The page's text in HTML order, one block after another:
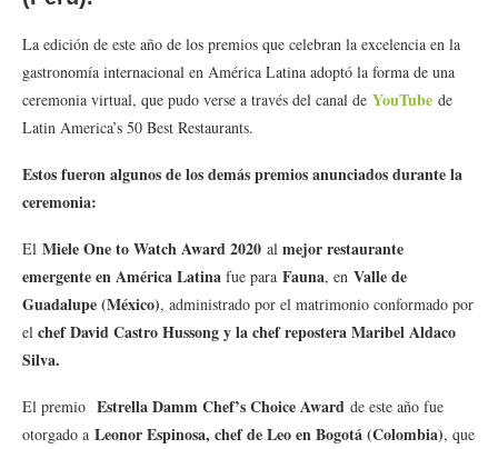
La edición de este año de los premios que celebran la excelencia en la
gastronomía internacional en América Latina adoptó la forma de una
ceremonia virtual, que pudo verse a través del canal de YouTube de
Latin America’s 50 Best Restaurants.
Estos fueron algunos de los demás premios anunciados durante la
ceremonia:
El Miele One to Watch Award 2020 al mejor restaurante
emergente en América Latina fue para Fauna, en Valle de
Guadalupe (México), administrado por el matrimonio conformado por
el chef David Castro Hussong y la chef repostera Maribel Aldaco
Silva.
El premio Estrella Damm Chef’s Choice Award de este año fue
otorgado a Leonor Espinosa, chef de Leo en Bogotá (Colombia), que